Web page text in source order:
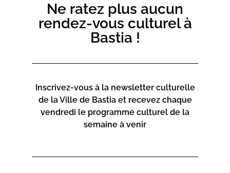
Ne ratez plus aucun
rendez-vous culturel à
Bastia !
Inscrivez-vous à la newsletter culturelle
de la Ville de Bastia et recevez chaque
vendredi le programme culturel de la
semaine à venir